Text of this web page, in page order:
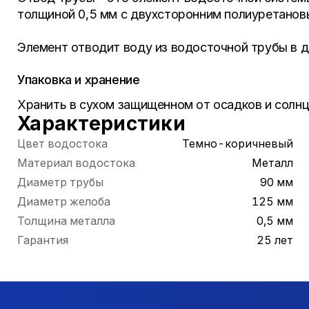
толщиной 0,5 мм с двухсторонним
Элемент отводит воду из водосточной трубы в
Упаковка и хранение
Хранить в сухом защищенном от осадков и
Характеристики
Цвет водостока
Темно-коричневый
Материал водостока
Металл
Диаметр трубы
90 мм
Диаметр желоба
125 мм
Толщина металла
0,5 мм
Гарантия
25 лет